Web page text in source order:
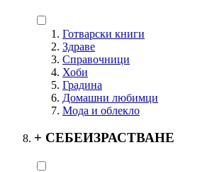
Готварски книги
Здраве
Справочници
Хоби
Градина
Домашни любимци
Мода и облекло
+ СЕБЕИЗРАСТВАНЕ